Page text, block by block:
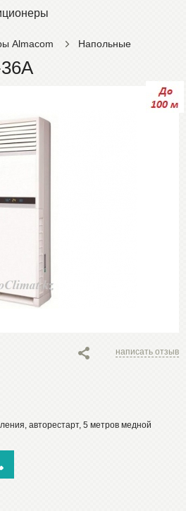
Almacom Напольные
написать отзыв
авторестарт, 5 метров медной